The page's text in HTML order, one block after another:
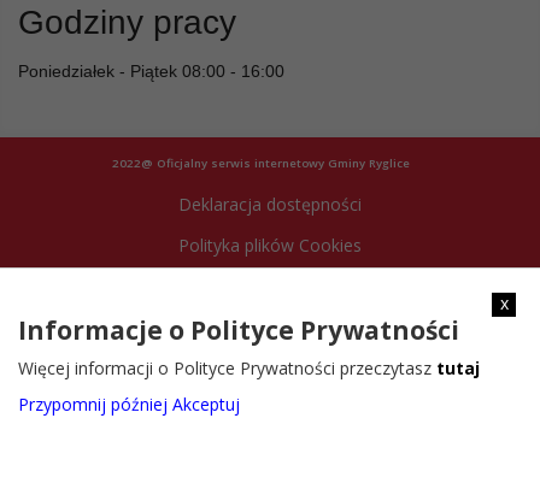
Godziny pracy
Poniedziałek - Piątek 08:00 - 16:00
2022@ Oficjalny serwis internetowy Gminy Ryglice
Deklaracja dostępności
Polityka plików Cookies
x
Informacje o Polityce Prywatności
Więcej informacji o Polityce Prywatności przeczytasz tutaj
Przypomnij później Akceptuj